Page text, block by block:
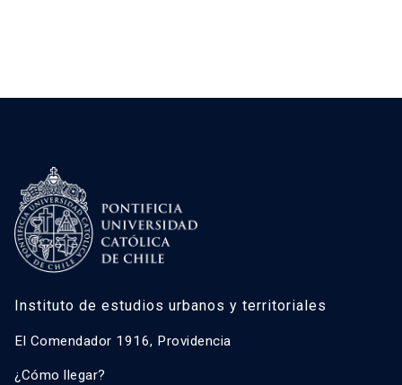
Instituto de estudios urbanos y territoriales
El Comendador 1916, Providencia
¿Cómo llegar?